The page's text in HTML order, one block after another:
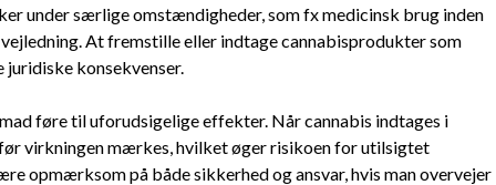
under særlige omstændigheder, som fx medicinsk brug inden
At fremstille eller indtage cannabisprodukter som
juridiske konsekvenser.
føre til uforudsigelige effekter. Når cannabis indtages i
virkningen mærkes, hvilket øger risikoen for utilsigtet
opmærksom på både sikkerhed og ansvar, hvis man overvejer